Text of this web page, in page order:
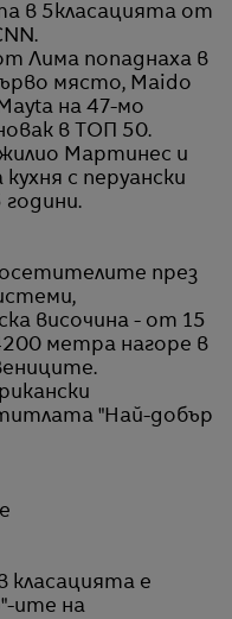
в 5класацията от
Лима попаднаха в
място, Maido
на 47-мо
в ТОП 50.
Мартинес и
кухня с перуански
години.
през
височина - от 15
метра нагоре в
"Най-добър
класацията е
ите на